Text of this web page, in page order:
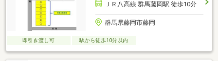
ＪＲ八高線 群馬藤岡駅 徒歩10分
群馬県藤岡市藤岡
即引き渡し可 駅から徒歩10分以内